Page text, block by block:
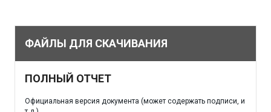
ФАЙЛЫ ДЛЯ СКАЧИВАНИЯ
ПОЛНЫЙ ОТЧЕТ
Официальная версия документа (может содержать подписи, и